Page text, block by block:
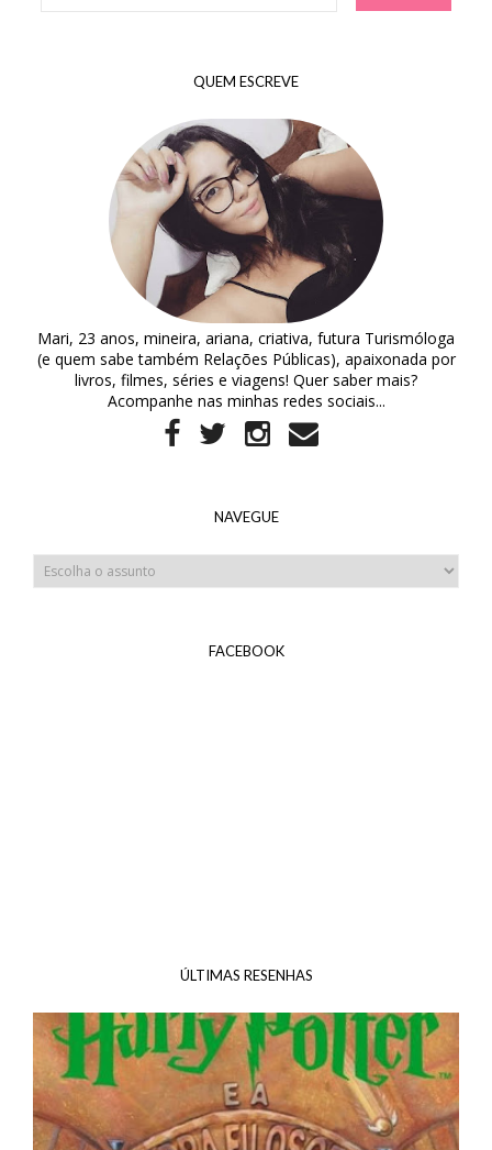
QUEM ESCREVE
Mari, 23 anos, mineira, ariana, criativa, futura Turismóloga
(e quem sabe também Relações Públicas), apaixonada por
livros, filmes, séries e viagens! Quer saber mais?
Acompanhe nas minhas redes sociais...
NAVEGUE
FACEBOOK
ÚLTIMAS RESENHAS